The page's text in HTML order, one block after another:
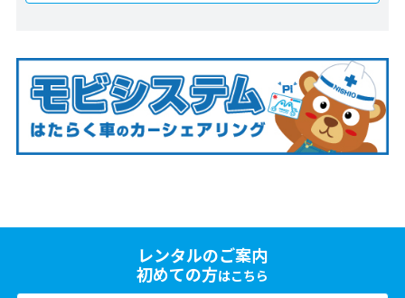
レンタルのご案内
初めての方はこちら